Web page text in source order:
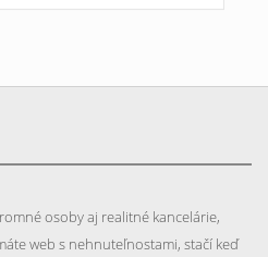
osoby aj realitné kancelárie,
web s nehnuteľnostami, stačí keď